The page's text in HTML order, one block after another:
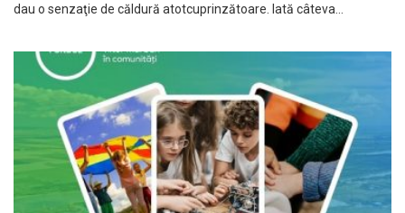
dau o senzaţie de căldură atotcuprinzătoare. Iată câteva…